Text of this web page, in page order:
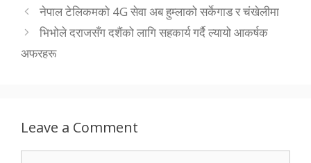
नेपाल टेलिकमको 4G सेवा अब हुम्लाको सर्केगाड र चंखेलीमा
भिभोले दराजसँग दशैंको लागि सहकार्य गर्दै ल्यायो आकर्षक
अफरहरू
Leave a Comment